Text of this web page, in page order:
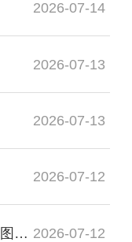
2026-07-14
2026-07-13
2026-07-13
2026-07-12
钢化艺术玻璃加工生产厂家茶杯图片高清 2026-07-12